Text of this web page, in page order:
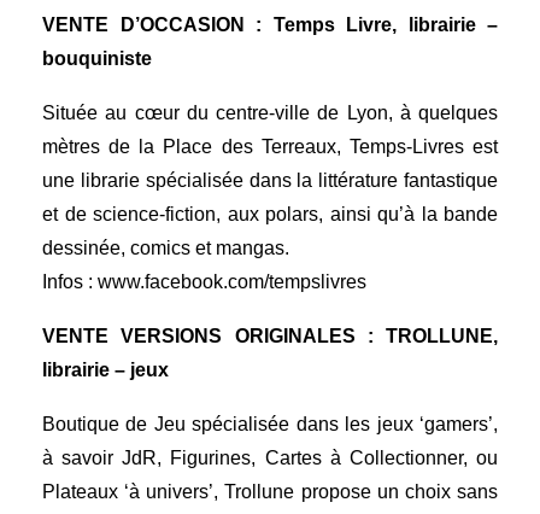
VENTE D’OCCASION : Temps Livre, librairie –
bouquiniste
Située au cœur du centre-ville de Lyon, à quelques
mètres de la Place des Terreaux, Temps-Livres est
une librarie spécialisée dans la littérature fantastique
et de science-fiction, aux polars, ainsi qu’à la bande
dessinée, comics et mangas.
Infos : www.facebook.com/tempslivres
VENTE VERSIONS ORIGINALES : TROLLUNE,
librairie – jeux
Boutique de Jeu spécialisée dans les jeux ‘gamers’,
à savoir JdR, Figurines, Cartes à Collectionner, ou
Plateaux ‘à univers’, Trollune propose un choix sans